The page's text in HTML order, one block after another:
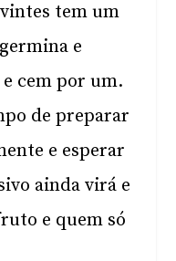
tem um
e
cem por um.
de preparar
e esperar
ainda virá e
e quem só